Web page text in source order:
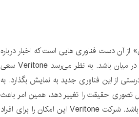
آن دست فناوری ‌هایی است که اخبار درباره
آن جالب است، به ویژه اگر پای سلبریتی‌ها در میان باشد. به نظر می‌رسد Veritone سعی
از این فناوری جدید به نمایش بگذارد. به
حقیقت را تغییر دهد، همین امر باعث
شده استفاده از آن برای کاربران نگران کننده باشد. شرکت Veritone این امکان را برای افراد